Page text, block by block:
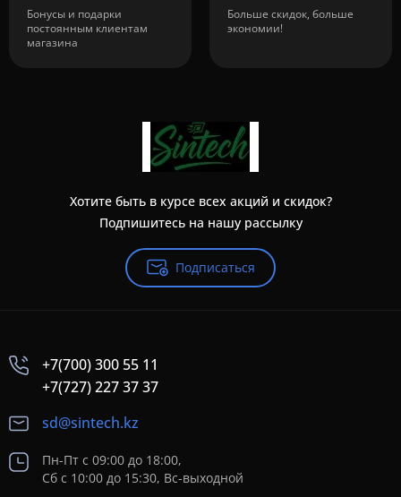
Бонусы и подарки
постоянным клиентам
магазина
Больше скидок, больше
экономии!
Хотите быть в курсе всех акций и скидок?
Подпишитесь на нашу рассылку
Подписаться
+7(700) 300 55 11
+7(727) 227 37 37
sd@sintech.kz
Пн-Пт с 09:00 до 18:00,
Сб с 10:00 до 15:30, Вс-выходной